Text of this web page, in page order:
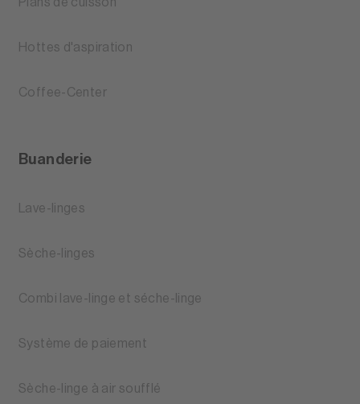
Plans de cuisson
Hottes d'aspiration
Coffee-Center
Buanderie
Lave-linges
Sèche-linges
Combi lave-linge et séche-linge
Système de paiement
Sèche-linge à air soufflé